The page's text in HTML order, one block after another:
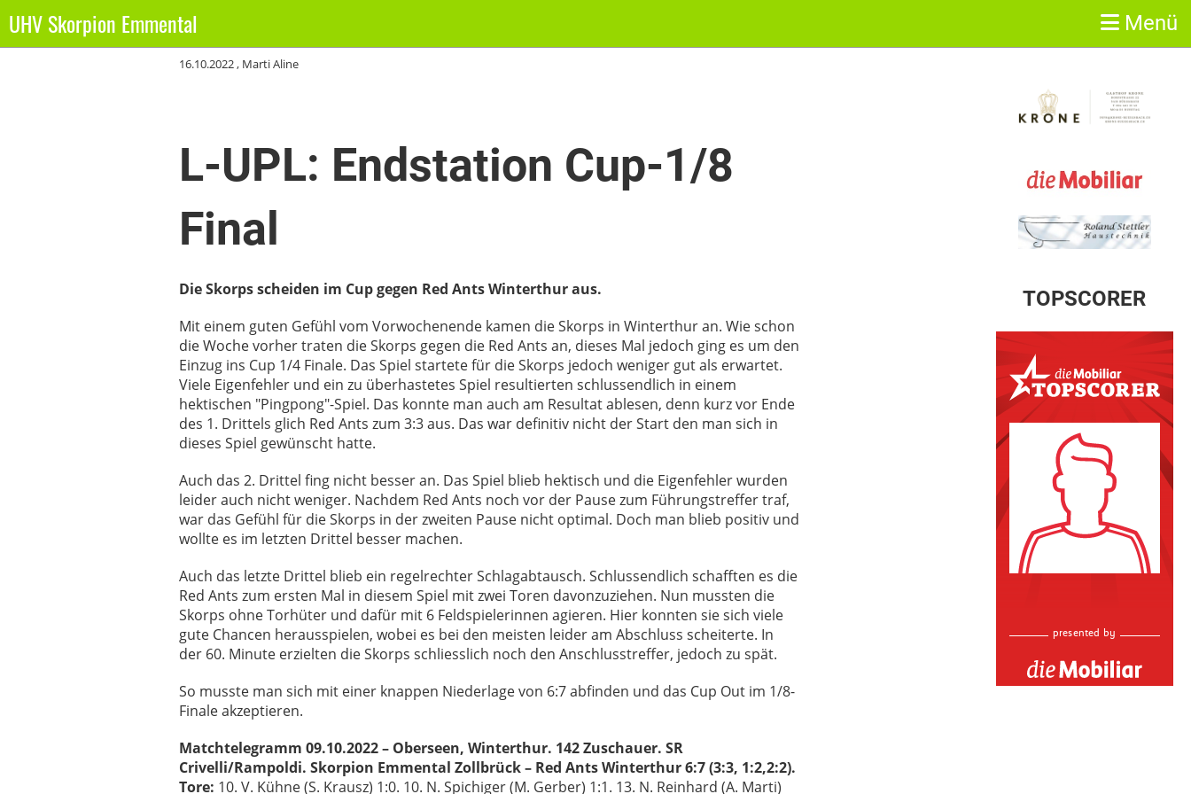
UHV Skorpion Emmental Menü
Zurück
16.10.2022, Marti Aline
L-UPL: Endstation Cup-1/8
Final
Die Skorps scheiden im Cup gegen Red Ants Winterthur aus.
Mit einem guten Gefühl vom Vorwochenende kamen die Skorps in Winterthur an. Wie schon
die Woche vorher traten die Skorps gegen die Red Ants an, dieses Mal jedoch ging es um den
Einzug ins Cup 1/4 Finale. Das Spiel startete für die Skorps jedoch weniger gut als erwartet.
Viele Eigenfehler und ein zu überhastetes Spiel resultierten schlussendlich in einem
hektischen "Pingpong"-Spiel. Das konnte man auch am Resultat ablesen, denn kurz vor Ende
des 1. Drittels glich Red Ants zum 3:3 aus. Das war definitiv nicht der Start den man sich in
dieses Spiel gewünscht hatte.
Auch das 2. Drittel fing nicht besser an. Das Spiel blieb hektisch und die Eigenfehler wurden
leider auch nicht weniger. Nachdem Red Ants noch vor der Pause zum Führungstreffer traf,
war das Gefühl für die Skorps in der zweiten Pause nicht optimal. Doch man blieb positiv und
wollte es im letzten Drittel besser machen.
Auch das letzte Drittel blieb ein regelrechter Schlagabtausch. Schlussendlich schafften es die
Red Ants zum ersten Mal in diesem Spiel mit zwei Toren davonzuziehen. Nun mussten die
Skorps ohne Torhüter und dafür mit 6 Feldspielerinnen agieren. Hier konnten sie sich viele
gute Chancen herausspielen, wobei es bei den meisten leider am Abschluss scheiterte. In
der 60. Minute erzielten die Skorps schliesslich noch den Anschlusstreffer, jedoch zu spät.
So musste man sich mit einer knappen Niederlage von 6:7 abfinden und das Cup Out im 1/8-
Finale akzeptieren.
Matchtelegramm 09.10.2022 – Oberseen, Winterthur. 142 Zuschauer. SR
Crivelli/Rampoldi. Skorpion Emmental Zollbrück – Red Ants Winterthur 6:7 (3:3, 1:2,2:2).
Tore: 10. V. Kühne (S. Krausz) 1:0. 10. N. Spichiger (M. Gerber) 1:1. 13. N. Reinhard (A. Marti)
Sponsoren
TOPSCORER